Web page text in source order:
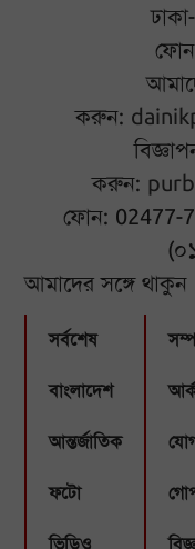
করুন:
করুন:
ফোন: 02477-
আমাদের সঙ্গে থাকুন
সর্বশেষ
বাংলাদেশ
আন্তর্জাতিক
ফটো